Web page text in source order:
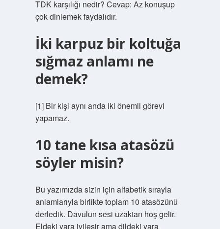
TDK karşılığı nedir? Cevap: Az konuşup
çok dinlemek faydalıdır.
İki karpuz bir koltuğa
sığmaz anlamı ne
demek?
[1] Bir kişi aynı anda iki önemli görevi
yapamaz.
10 tane kısa atasözü
söyler misin?
Bu yazımızda sizin için alfabetik sırayla
anlamlarıyla birlikte toplam 10 atasözünü
derledik. Davulun sesi uzaktan hoş gelir.
Eldeki yara iyileşir ama dildeki yara